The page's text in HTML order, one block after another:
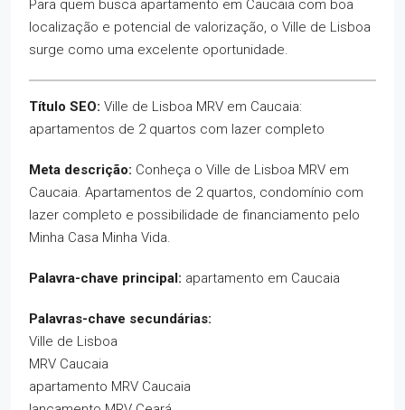
Para quem busca apartamento em Caucaia com boa
localização e potencial de valorização, o Ville de Lisboa
surge como uma excelente oportunidade.
Título SEO: Ville de Lisboa MRV em Caucaia:
apartamentos de 2 quartos com lazer completo
Meta descrição: Conheça o Ville de Lisboa MRV em
Caucaia. Apartamentos de 2 quartos, condomínio com
lazer completo e possibilidade de financiamento pelo
Minha Casa Minha Vida.
Palavra-chave principal: apartamento em Caucaia
Palavras-chave secundárias:
Ville de Lisboa
MRV Caucaia
apartamento MRV Caucaia